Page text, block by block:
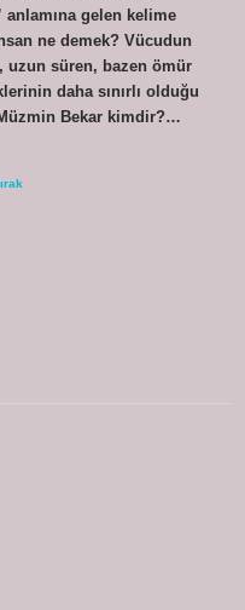
gelen kelime
ne demek? Vücudun
uzun süren, bazen ömür
daha sınırlı olduğu
Bekar kimdir?…